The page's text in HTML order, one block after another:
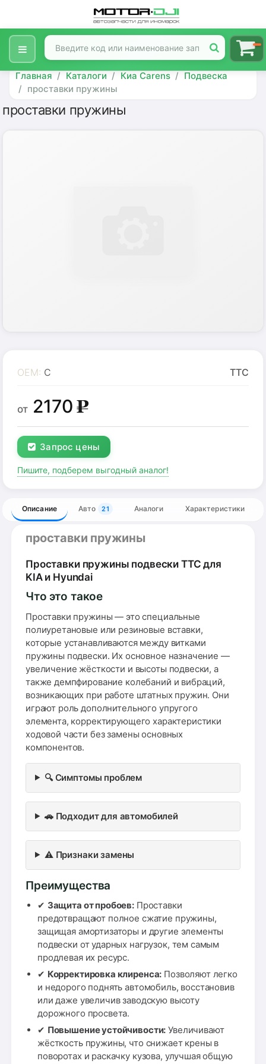
Главная Каталоги Киа Carens
Подвеска
проставки пружины
проставки пружины
OEM: C TTC
от 2170g
Запрос цены
Пишите, подберем выгодный аналог!
Описание Авто 21 Аналоги Характеристики
проставки пружины
Проставки пружины подвески TTC для
KIA и Hyundai
Что это такое
Проставки пружины — это специальные
полиуретановые или резиновые вставки,
которые устанавливаются между витками
пружины подвески. Их основное назначение —
увеличение жёсткости и высоты подвески, а
также демпфирование колебаний и вибраций,
возникающих при работе штатных пружин. Они
играют роль дополнительного упругого
элемента, корректирующего характеристики
ходовой части без замены основных
компонентов.
🔍 Симптомы проблем
🚗 Подходит для автомобилей
⚠️ Признаки замены
Преимущества
✔ Защита от пробоев: Проставки
предотвращают полное сжатие пружины,
защищая амортизаторы и другие элементы
подвески от ударных нагрузок, тем самым
продлевая их ресурс.
✔ Корректировка клиренса: Позволяют легко
и недорого поднять автомобиль, восстановив
или даже увеличив заводскую высоту
дорожного просвета.
✔ Повышение устойчивости: Увеличивают
жёсткость пружины, что снижает крены в
поворотах и раскачку кузова, улучшая общую